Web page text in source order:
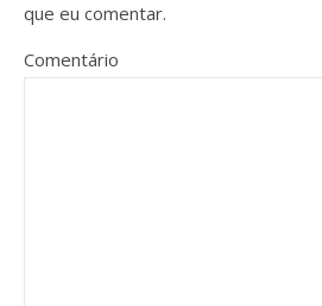
que eu comentar.
Comentário